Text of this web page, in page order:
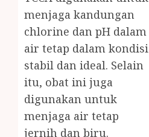
menjaga kandungan
chlorine dan pH dalam
air tetap dalam kondisi
stabil dan ideal. Selain
itu, obat ini juga
digunakan untuk
menjaga air tetap
jernih dan biru.